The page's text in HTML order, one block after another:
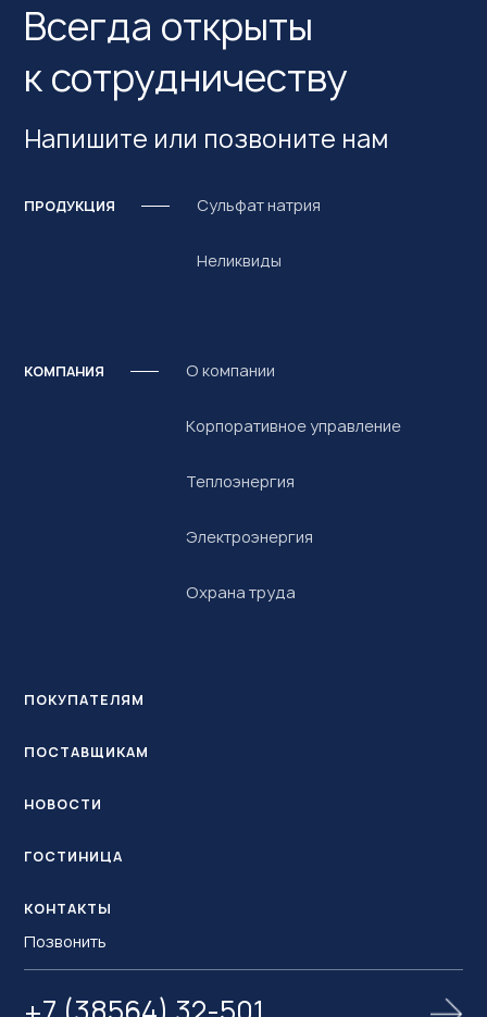
Всегда открыты
к сотрудничеству
Напишите или позвоните нам
ПРОДУКЦИЯ Сульфат натрия
Неликвиды
КОМПАНИЯ О компании
Корпоративное управление
Теплоэнергия
Электроэнергия
Охрана труда
ПОКУПАТЕЛЯМ
ПОСТАВЩИКАМ
НОВОСТИ
ГОСТИНИЦА
КОНТАКТЫ
Позвонить